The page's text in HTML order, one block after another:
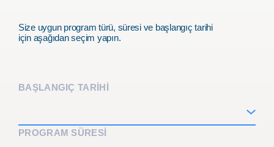
Size uygun program türü, süresi ve başlangıç tarihi
için aşağıdan seçim yapın.
BAŞLANGIÇ TARİHİ
PROGRAM SÜRESİ